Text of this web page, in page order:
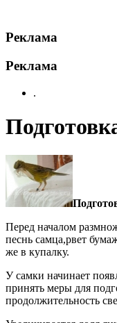
Реклама
Реклама
.
Перед началом
песнь самца,рвет
же в купалку.
У самки начинает
принять меры для
продолжительность